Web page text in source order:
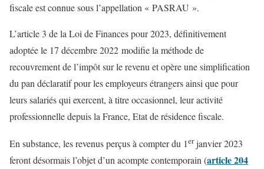
fiscale est connue sous l’appellation « PASRAU ».
L’article 3 de la Loi de Finances pour 2023, définitivement
adoptée le 17 décembre 2022 modifie la méthode de
recouvrement de l’impôt sur le revenu et opère une simplification
du pan déclaratif pour les employeurs étrangers ainsi que pour
leurs salariés qui exercent, à titre occasionnel, leur activité
professionnelle depuis la France, Etat de résidence fiscale.
En substance, les revenus perçus à compter du 1erjanvier 2023
feront désormais l’objet d’un acompte contemporain (article 204